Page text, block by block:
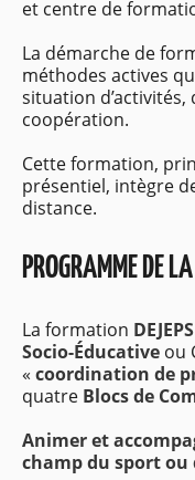
et centre de
La démarche de
méthodes actives
situation
coopération.
Cette formation,
présentiel, intègre
distance.
PROGRAMME DE
La formation DEJEPS
Socio-Éducative ou
« coordination de
quatre Blocs de
Animer et
champ du sport ou